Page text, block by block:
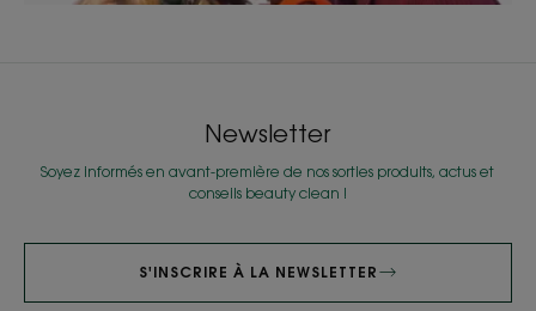
Newsletter
Soyez informés en avant-première de nos sorties produits, actus et
conseils beauty clean !
S'INSCRIRE À LA NEWSLETTER